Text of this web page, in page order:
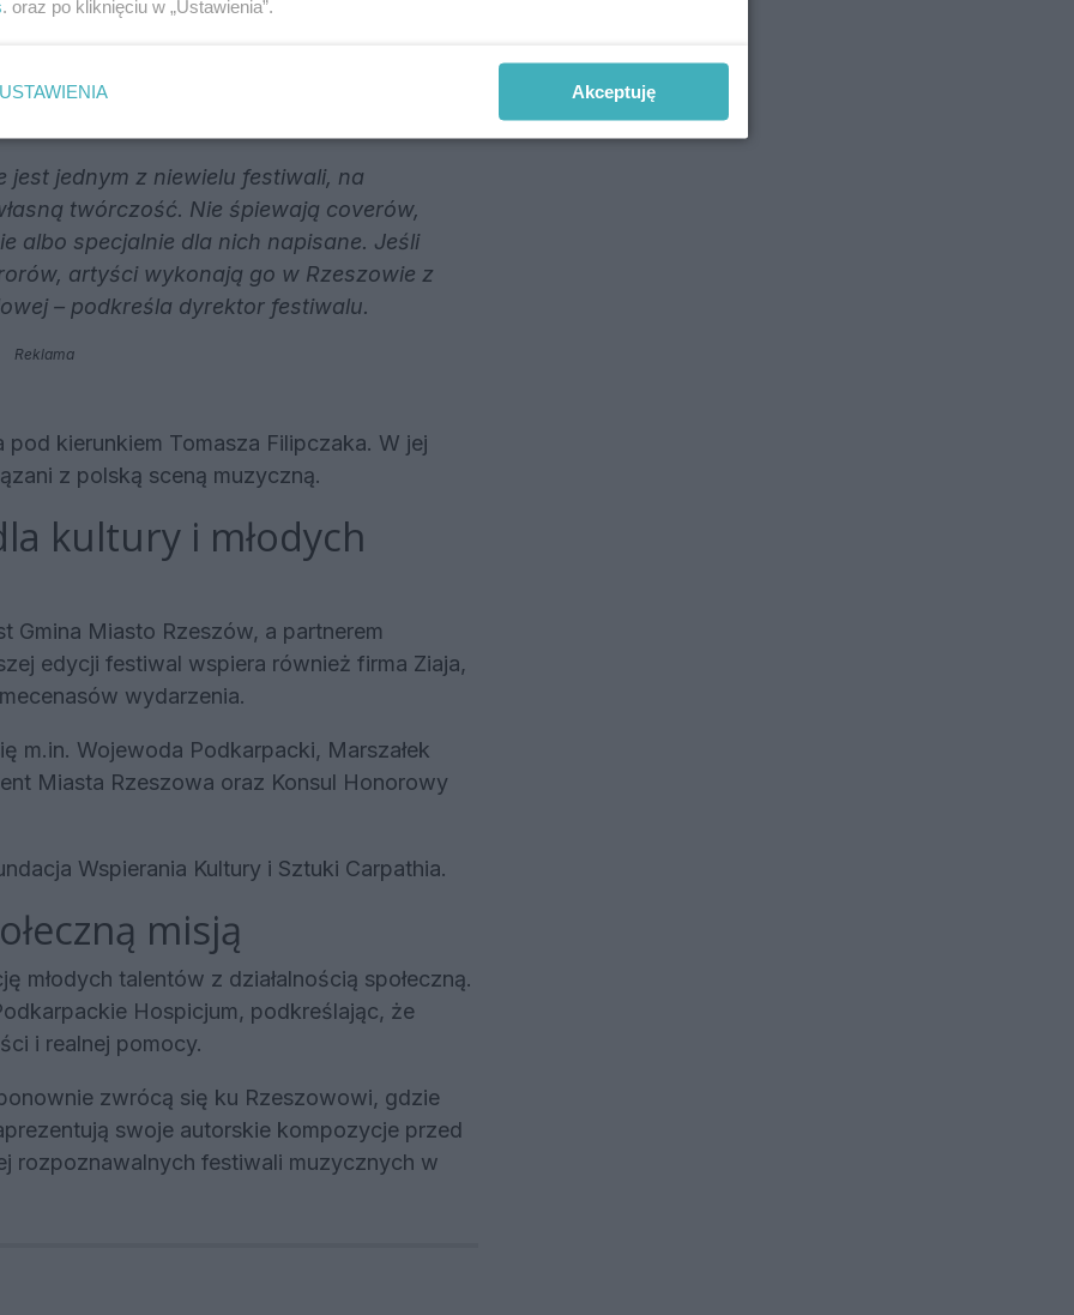
na autorską muzykę
festiwalu polega na promowaniu
jest jednym z niewielu festiwali, na
twórczość. Nie śpiewają coverów,
albo specjalnie dla nich napisane. Jeśli
artyści wykonają go w Rzeszowie z
– podkreśla dyrektor festiwalu.
Reklama
kierunkiem Tomasza Filipczaka. W jej
z polską sceną muzyczną.
kultury i młodych
Gmina Miasto Rzeszów, a partnerem
edycji festiwal wspiera również firma Ziaja,
wydarzenia.
m.in. Wojewoda Podkarpacki, Marszałek
Miasta Rzeszowa oraz Konsul Honorowy
Wspierania Kultury i Sztuki Carpathia.
misją
młodych talentów z działalnością społeczną.
Hospicjum, podkreślając, że
i realnej pomocy.
zwrócą się ku Rzeszowowi, gdzie
swoje autorskie kompozycje przed
rozpoznawalnych festiwali muzycznych w
. oraz po kliknięciu w „Ustawienia”.
USTAWIENIA Akceptuję